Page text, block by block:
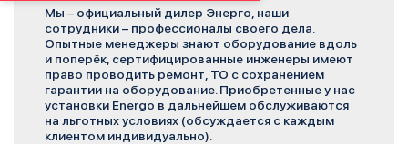
Мы – официальный дилер Энерго, наши
сотрудники – профессионалы своего дела.
Опытные менеджеры знают оборудование вдоль
и поперёк, сертифицированные инженеры имеют
право проводить ремонт, ТО с сохранением
гарантии на оборудование. Приобретенные у нас
установки Energo в дальнейшем обслуживаются
на льготных условиях (обсуждается с каждым
клиентом индивидуально).